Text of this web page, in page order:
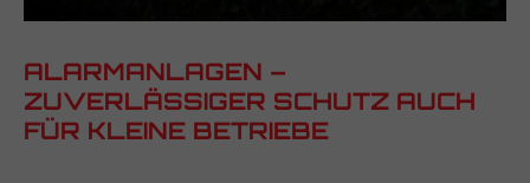
ALARMANLAGEN –
ZUVERLÄSSIGER SCHUTZ AUCH
FÜR KLEINE BETRIEBE